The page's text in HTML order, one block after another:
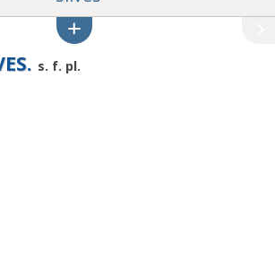
s. f. pl.